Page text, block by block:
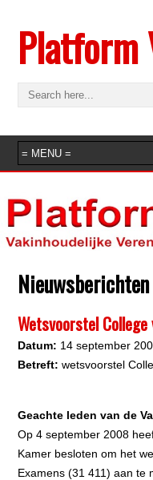
Platform
Nieuwsberichten
Wetsvoorstel College
Datum: 14 september
Betreft:wetsvoorstel
Geachte leden van de
Op 4 september 2008
Kamer besloten om het
Examens (31 411) aan te